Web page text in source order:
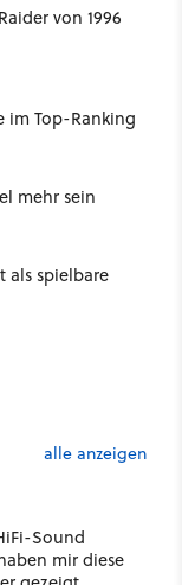
von 1996
im Top-Ranking
mehr sein
als spielbare
alle anzeigen
Sound
mir diese